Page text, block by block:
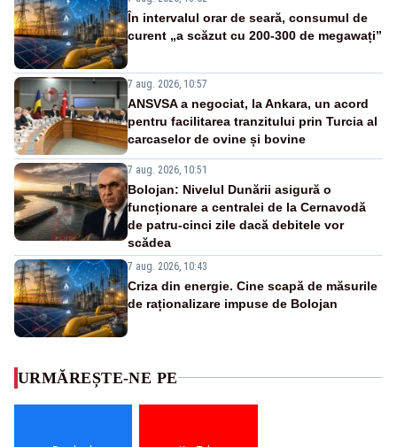
În intervalul orar de seară, consumul de
curent „a scăzut cu 200-300 de megawați”
7 aug. 2026, 10:57
ANSVSA a negociat, la Ankara, un acord
pentru facilitarea tranzitului prin Turcia al
carcaselor de ovine și bovine
7 aug. 2026, 10:51
Bolojan: Nivelul Dunării asigură o
funcționare a centralei de la Cernavodă
de patru-cinci zile dacă debitele vor
scădea
7 aug. 2026, 10:43
Criza din energie. Cine scapă de măsurile
de raționalizare impuse de Bolojan
URMĂREȘTE-NE PE